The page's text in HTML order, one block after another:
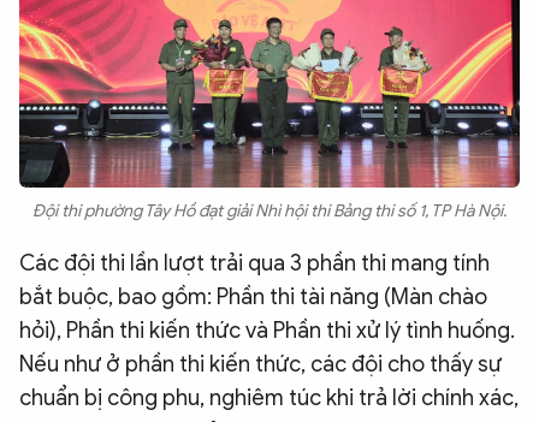
Đội thi phường Tây Hồ đạt giải Nhì hội thi Bảng thi số 1, TP Hà Nội.
Các đội thi lần lượt trải qua 3 phần thi mang tính
bắt buộc, bao gồm: Phần thi tài năng (Màn chào
hỏi), Phần thi kiến thức và Phần thi xử lý tình huống.
Nếu như ở phần thi kiến thức, các đội cho thấy sự
chuẩn bị công phu, nghiêm túc khi trả lời chính xác,